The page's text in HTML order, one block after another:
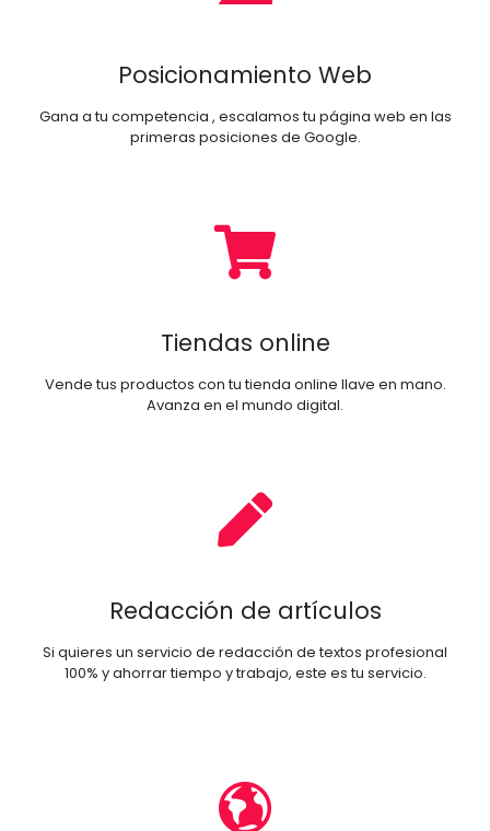
Posicionamiento Web
Gana a tu competencia , escalamos tu página web en las
primeras posiciones de Google.
Tiendas online
Vende tus productos con tu tienda online llave en mano.
Avanza en el mundo digital.
Redacción de artículos
Si quieres un servicio de redacción de textos profesional
100% y ahorrar tiempo y trabajo, este es tu servicio.